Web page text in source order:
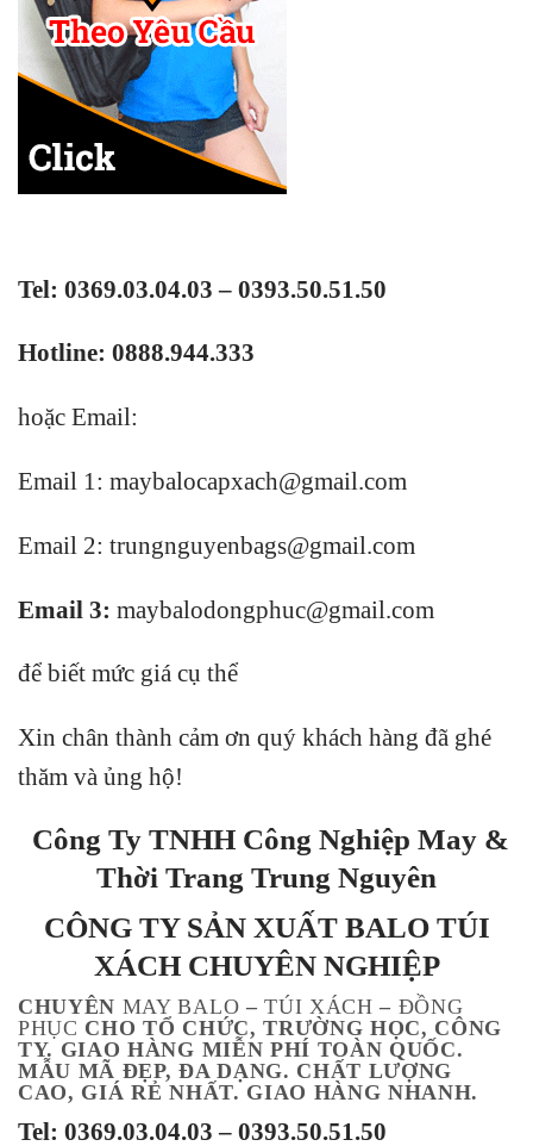
Tel: 0369.03.04.03 – 0393.50.51.50
Hotline: 0888.944.333
hoặc Email:
Email 1: maybalocapxach@gmail.com
Email 2: trungnguyenbags@gmail.com
Email 3: maybalodongphuc@gmail.com
để biết mức giá cụ thể
Xin chân thành cảm ơn quý khách hàng đã ghé
thăm và ủng hộ!
Công Ty TNHH Công Nghiệp May &
Thời Trang Trung Nguyên
CÔNG TY SẢN XUẤT BALO TÚI
XÁCH CHUYÊN NGHIỆP
CHUYÊN MAY BALO –TÚI XÁCH – ĐỒNG
PHỤC CHO TỔ CHỨC, TRƯỜNG HỌC, CÔNG
TY. GIAO HÀNG MIỄN PHÍ TOÀN QUỐC.
MẪU MÃ ĐẸP, ĐA DẠNG. CHẤT LƯỢNG
CAO, GIÁ RẺ NHẤT. GIAO HÀNG NHANH.
Tel: 0369.03.04.03 – 0393.50.51.50